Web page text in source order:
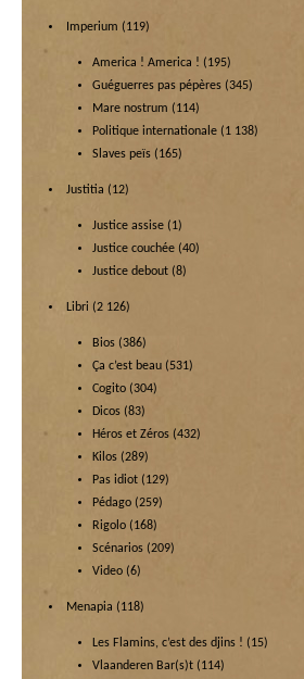
Imperium (119)
America ! America ! (195)
Guéguerres pas pépères (345)
Mare nostrum (114)
Politique internationale (1 138)
Slaves peïs (165)
Justitia (12)
Justice assise (1)
Justice couchée (40)
Justice debout (8)
Libri (2 126)
Bios (386)
Ça c’est beau (531)
Cogito (304)
Dicos (83)
Héros et Zéros (432)
Kilos (289)
Pas idiot (129)
Pédago (259)
Rigolo (168)
Scénarios (209)
Video (6)
Menapia (118)
Les Flamins, c’est des djins ! (15)
Vlaanderen Bar(s)t (114)